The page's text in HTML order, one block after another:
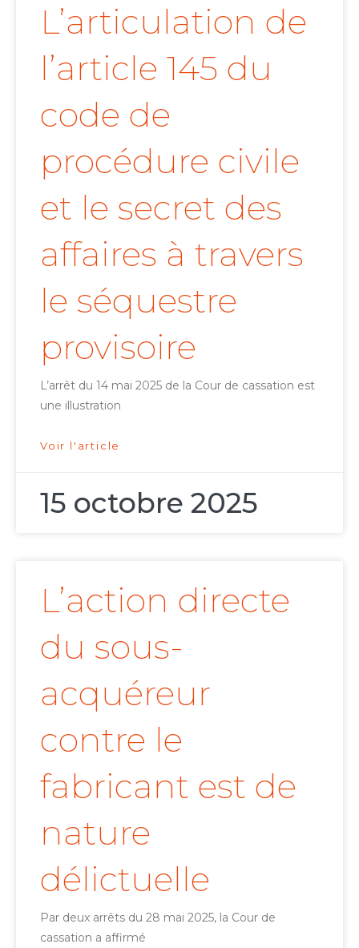
L’articulation de
l’article 145 du
code de
procédure civile
et le secret des
affaires à travers
le séquestre
provisoire
L’arrêt du 14 mai 2025 de la Cour de cassation est
une illustration
Voir l'article
15 octobre 2025
L’action directe
du sous-
acquéreur
contre le
fabricant est de
nature
délictuelle
Par deux arrêts du 28 mai 2025, la Cour de
cassation a affirmé